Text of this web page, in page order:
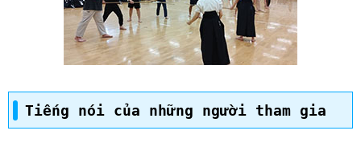
Tiếng nói của những người tham gia